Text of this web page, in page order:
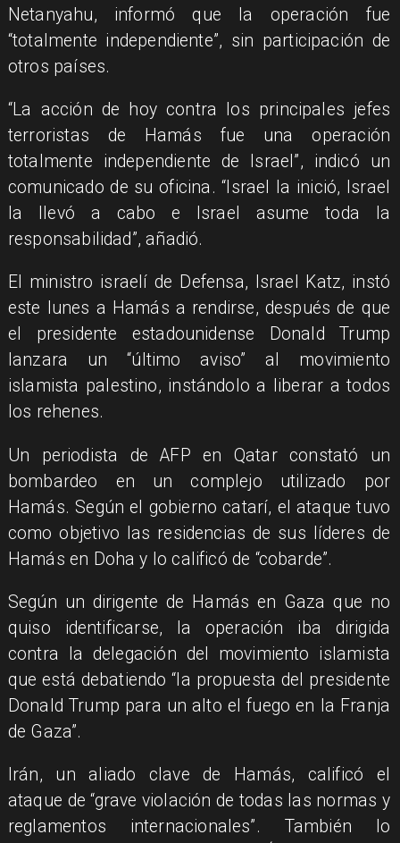
Netanyahu, informó que la operación fue
“totalmente independiente”, sin participación de
otros países.
“La acción de hoy contra los principales jefes
terroristas de Hamás fue una operación
totalmente independiente de Israel”, indicó un
comunicado de su oficina. “Israel la inició, Israel
la llevó a cabo e Israel asume toda la
responsabilidad”, añadió.
El ministro israelí de Defensa, Israel Katz, instó
este lunes a Hamás a rendirse, después de que
el presidente estadounidense Donald Trump
lanzara un “último aviso” al movimiento
islamista palestino, instándolo a liberar a todos
los rehenes.
Un periodista de AFP en Qatar constató un
bombardeo en un complejo utilizado por
Hamás. Según el gobierno catarí, el ataque tuvo
como objetivo las residencias de sus líderes de
Hamás en Doha y lo calificó de “cobarde”.
Según un dirigente de Hamás en Gaza que no
quiso identificarse, la operación iba dirigida
contra la delegación del movimiento islamista
que está debatiendo “la propuesta del presidente
Donald Trump para un alto el fuego en la Franja
de Gaza”.
Irán, un aliado clave de Hamás, calificó el
ataque de “grave violación de todas las normas y
reglamentos internacionales”. También lo